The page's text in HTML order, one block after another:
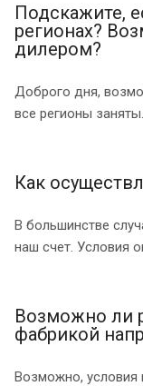
Подскажите,
регионах?
дилером?
Доброго дня,
все регионы заняты.
Как
В большинстве
наш счет. Условия
Возможно ли
фабрикой
Возможно, условия